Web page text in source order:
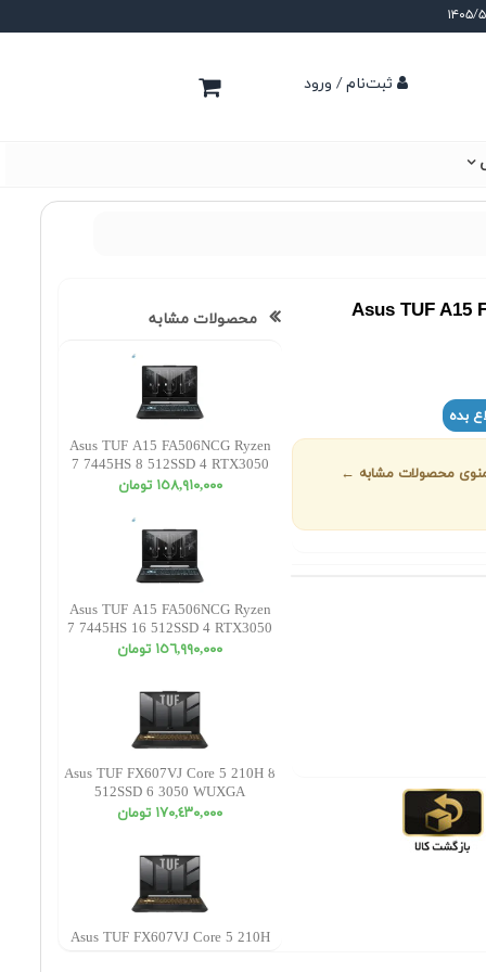
ثبت‌نام / ورود
Asus TUF A15
بده
منوی محصولات مشابه ←
محصولات مشابه
Asus TUF A15 FA506NCG Ryzen
7 7445HS 8 512SSD 4 RTX3050
FHD
١٥٨,٩١٠,٠٠٠ تومان
Asus TUF A15 FA506NCG Ryzen
7 7445HS 16 512SSD 4 RTX3050
FHD
١٥٦,٩٩٠,٠٠٠ تومان
Asus TUF FX607VJ Core 5 210H 8
512SSD 6 3050 WUXGA
١٧٠,٤٣٠,٠٠٠ تومان
Asus TUF FX607VJ Core 5 210H